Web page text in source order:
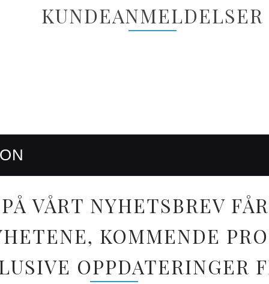
KUNDEANMELDELSER
VÅRT NYHETSBREV
KOMMENDE
OPPDATERINGER